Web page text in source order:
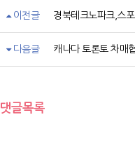
이전글 경북테크노파크,스
다음글 캐나다 토론토 차매
댓글목록